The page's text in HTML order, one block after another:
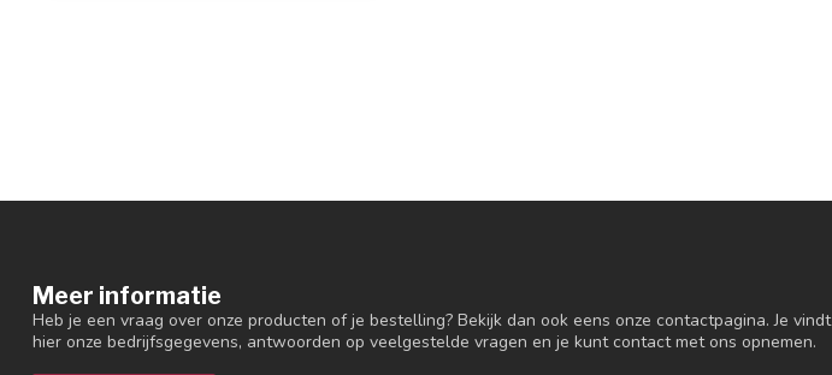
Meer informatie
Heb je een vraag over onze producten of je bestelling? Bekijk dan ook eens onze contactpagina. Je vindt
hier onze bedrijfsgegevens, antwoorden op veelgestelde vragen en je kunt contact met ons opnemen.